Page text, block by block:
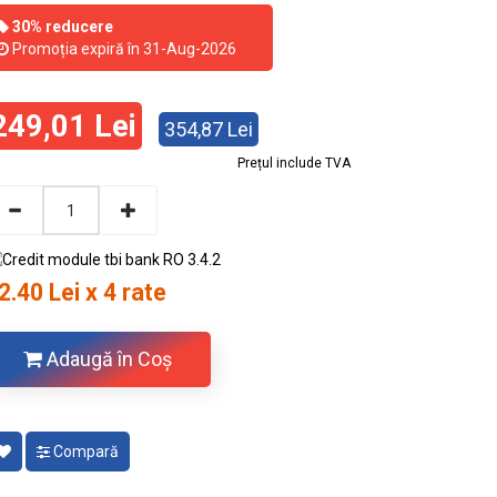
30% reducere
Promoția expiră în 31-Aug-2026
Lei 354,87 Lei
Prețul include TVA
Lei x 4 rate
Adaugă în Coş
Compară